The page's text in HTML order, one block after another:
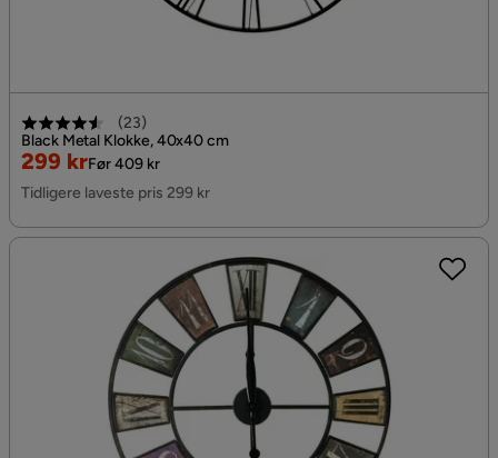
(23)
Black Metal Klokke, 40x40 cm
Nedsatt
Pris
299 kr
Original
Pris
Før 409 kr
Tidligere laveste pris 299 kr